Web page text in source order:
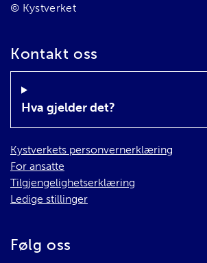
© Kystverket
Kontakt oss
Hva gjelder det?
Kystverkets personvernerklæring
For ansatte
Tilgjengelighetserklæring
Ledige stillinger
Følg oss